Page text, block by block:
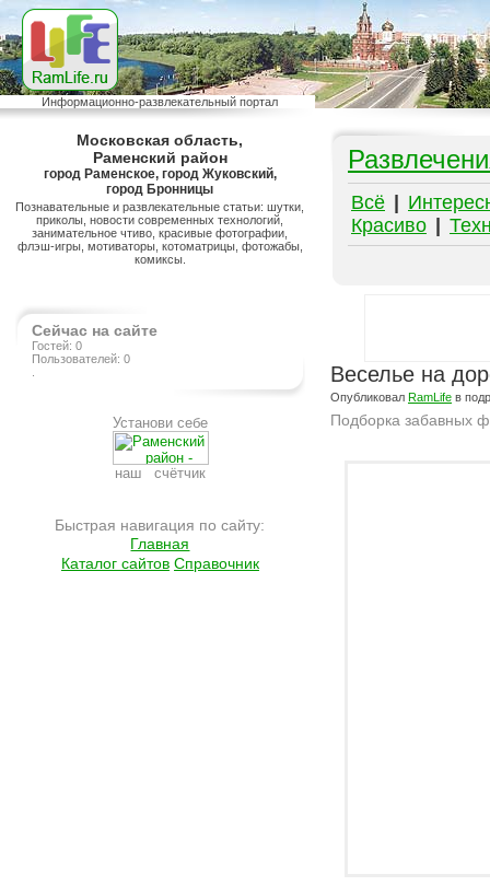
Информационно-развлекательный портал
Московская область,
Раменский район
город Раменское, город Жуковский,
город Бронницы
Познавательные и развлекательные статьи: шутки,
приколы, новости современных технологий,
занимательное чтиво, красивые фотографии,
флэш-игры, мотиваторы, котоматрицы, фотожабы,
комиксы.
Сейчас на сайте
Гостей: 0
Пользователей: 0
Установи себе
наш счётчик
Быстрая навигация по сайту:
Главная
Каталог сайтов Справочник
Всё
Красиво
Веселье на
Опубликовал RamLife в
Подборка забавных